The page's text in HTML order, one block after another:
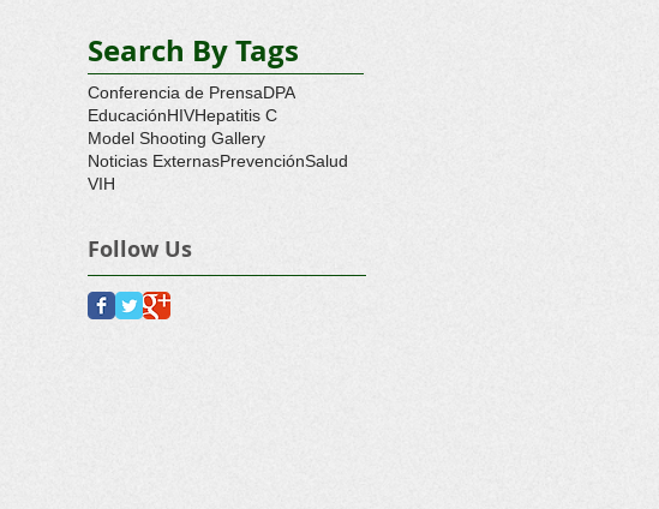
Search By Tags
Conferencia de PrensaDPA
EducaciónHIVHepatitis C
Model Shooting Gallery
Noticias ExternasPrevenciónSalud
VIH
Follow Us